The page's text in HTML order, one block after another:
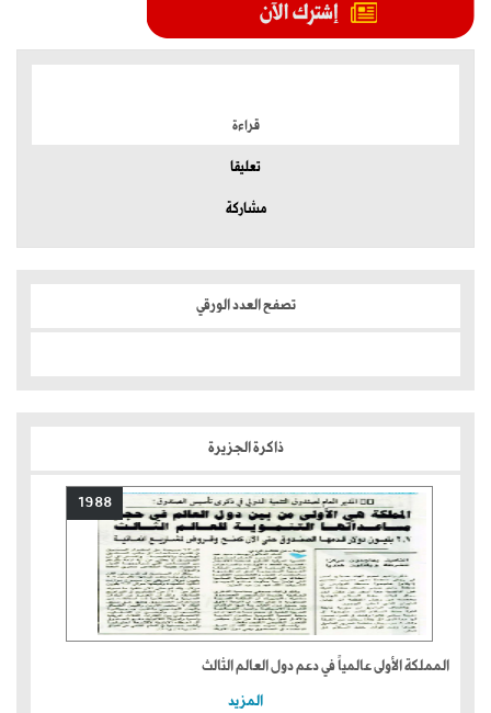
قراءة
تعليقا
مشاركة
تصفح العدد الورقي
ذاكرة الجزيرة
1988
المملكة الأولى عالمياً في دعم دول العالم الثالث
المزيد